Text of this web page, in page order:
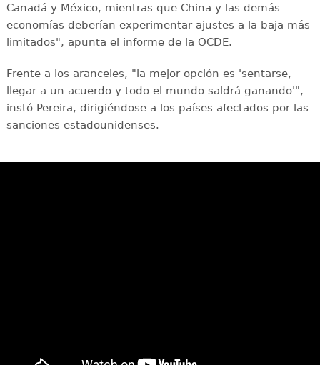
Canadá y México, mientras que China y las demás
economías deberían experimentar ajustes a la baja más
limitados", apunta el informe de la OCDE.
Frente a los aranceles, "la mejor opción es 'sentarse,
llegar a un acuerdo y todo el mundo saldrá ganando'",
instó Pereira, dirigiéndose a los países afectados por las
sanciones estadounidenses.